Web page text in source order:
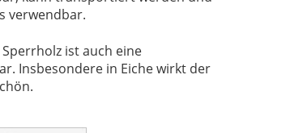
verwendbar.
ist auch eine
Insbesondere in Eiche wirkt der